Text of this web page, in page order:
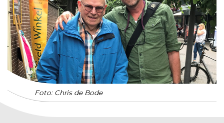
Foto: Chris de Bode